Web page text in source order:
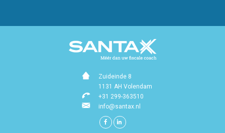
Zuideinde 8
1131 AH Volendam
+31 299-363510
info@santax.nl